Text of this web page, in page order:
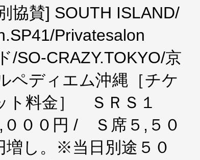
協賛] SOUTH ISLAND/
Privatesalon
/SO-CRAZY.TOKYO/京
ペディエム沖縄［チケ
ト料金］ ＳＲＳ１
００円 / Ｓ席５,５０
し。※当日別途５０